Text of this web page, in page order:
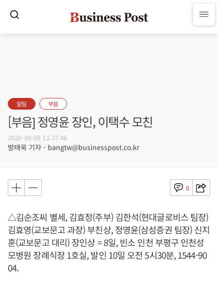
알림 부음
[부음] 정영윤 장인, 이택수 모친
2020-09-09 11:37:46
방태욱 기자 - bangtw@businesspost.co.kr
0
△김순조씨 별세, 김효정(주부) 김한석(현대글로비스 팀장)
김효영(교보문고 과장) 부친상, 정영윤(삼성증권 팀장) 신지
훈(교보문고 대리) 장인상 = 8일, 빈소 인천 부평구 인천성
모병원 장례식장 1호실, 발인 10일 오전 5시30분, 1544-90
04.